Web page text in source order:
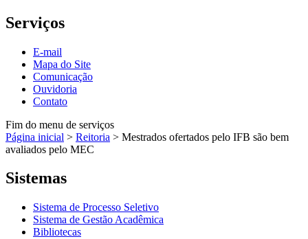
Serviços
E-mail
Mapa do Site
Comunicação
Ouvidoria
Contato
Fim do menu de serviços
Página inicial > Reitoria > Mestrados ofertados pelo IFB são bem
avaliados pelo MEC
Sistemas
Sistema de Processo Seletivo
Sistema de Gestão Acadêmica
Bibliotecas